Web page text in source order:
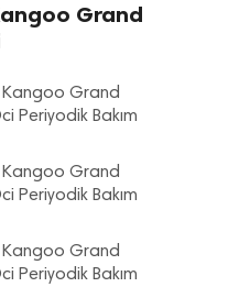
Grand
Grand
Periyodik Bakım
Grand
Periyodik Bakım
Grand
Periyodik Bakım